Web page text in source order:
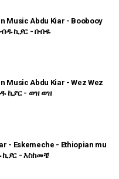
Music Abdu Kiar - Boobooy
ኪያር - ቡቡዬ
Music Abdu Kiar - Wez Wez
ኪያር - ወዝ ወዝ
- Eskemeche - Ethiopian mu
ኪያር - እስከመቼ